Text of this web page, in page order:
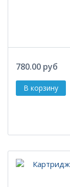
780.00 руб